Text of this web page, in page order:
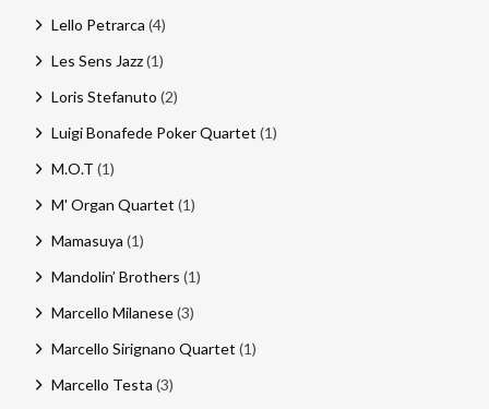
Lello Petrarca (4)
Les Sens Jazz(1)
Loris Stefanuto (2)
Luigi Bonafede Poker Quartet (1)
M.O.T (1)
M' Organ Quartet (1)
Mamasuya (1)
Mandolin’ Brothers (1)
Marcello Milanese(3)
Marcello Sirignano Quartet (1)
Marcello Testa (3)